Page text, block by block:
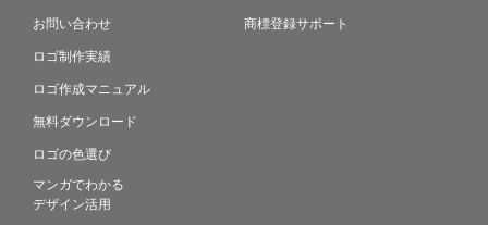
お問い合わせ
ロゴ制作実績
ロゴ作成マニュアル
無料ダウンロード
ロゴの色選び
マンガでわかる
デザイン活用
商標登録サポート